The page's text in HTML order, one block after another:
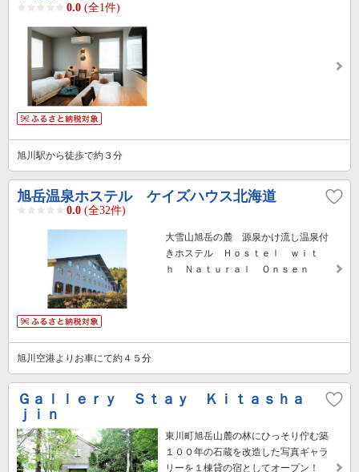
0.0 (全1件)
旭川駅から徒歩で約３分
旭岳温泉ホステル ケイズハウス北海道
0.0 (全32件)
大雪山旭岳の麓 源泉かけ流し温泉付
きホステル Ｈｏｓｔｅｌ ｗｉｔ
ｈ Ｎａｔｕｒａｌ Ｏｎｓｅｎ
旭川空港よりお車にて約４５分
Ｇａｌｌｅｒｙ Ｓｔａｙ Ｋｉｔａｓｈａ
ｊｉｎ
東川町旭岳山麓の林にひっそり佇む築
１００年の石蔵を改造した写真ギャラ
リーを１棟貸の宿としてオープン！